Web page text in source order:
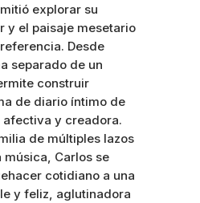
explorar su
y el paisaje mesetario
Desde
separado de un
construir
de diario íntimo de
y creadora.
de múltiples lazos
música, Carlos se
cotidiano a una
y feliz, aglutinadora